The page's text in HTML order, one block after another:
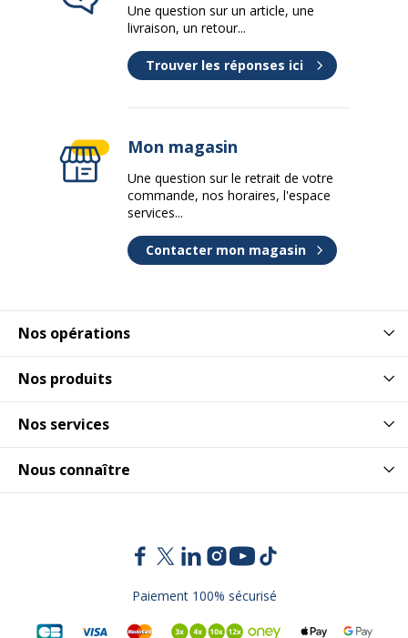
Nos opérations
Nos produits
Nos services
Nous connaître
Une question sur un article, une
livraison, un retour...
Trouver les réponses ici
Mon magasin
Une question sur le retrait de votre
commande, nos horaires, l'espace
services...
Contacter mon magasin
Paiement 100% sécurisé